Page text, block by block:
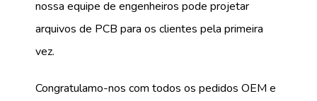
nossa equipe de engenheiros pode projetar
arquivos de PCB para os clientes pela primeira
vez.
Congratulamo-nos com todos os pedidos OEM e